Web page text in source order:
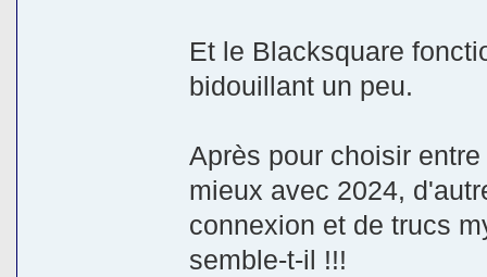
Et le Blacksquare
bidouillant un peu.
Après pour choisir
mieux avec 2024,
connexion et de trucs
semble-t-il !!!